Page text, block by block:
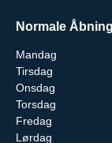
Normale
Mandag
Tirsdag
Onsdag
Torsdag
Fredag
Lørdag